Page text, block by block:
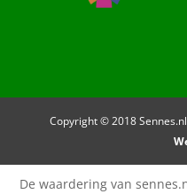
Copyright © 2018
De waardering van